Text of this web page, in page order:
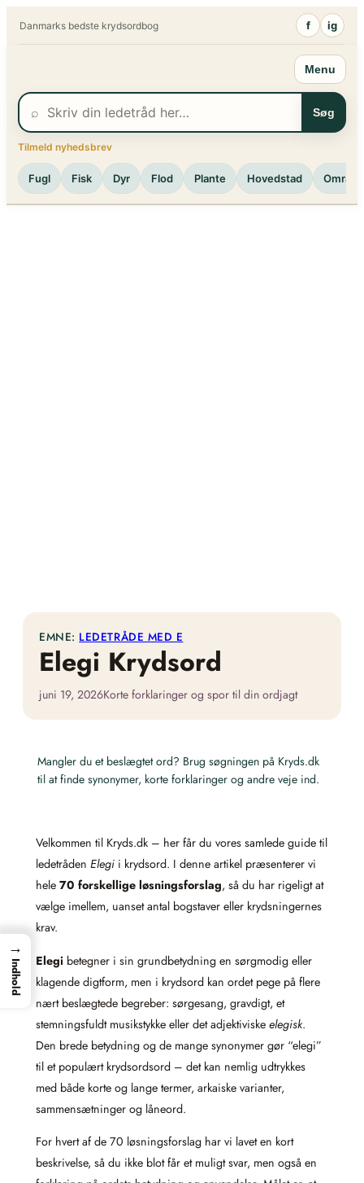
Danmarks bedste krydsordbog f ig
Menu
⌕ Søg
Tilmeld nyhedsbrev
Fugl Fisk Dyr Flod Plante Hovedstad Område
EMNE: LEDETRÅDE MED E
Elegi Krydsord
juni 19, 2026Korte forklaringer og spor til din ordjagt
Mangler du et beslægtet ord? Brug søgningen på Kryds.dk
til at finde synonymer, korte forklaringer og andre veje ind.
Velkommen til Kryds.dk – her får du vores samlede guide til
ledetråden Elegi i krydsord. I denne artikel præsenterer vi
hele 70 forskellige løsningsforslag, så du har rigeligt at
vælge imellem, uanset antal bogstaver eller krydsningernes
krav.
Elegi betegner i sin grundbetydning en sørgmodig eller
klagende digtform, men i krydsord kan ordet pege på flere
nært beslægtede begreber: sørgesang, gravdigt, et
stemningsfuldt musikstykke eller det adjektiviske elegisk.
Den brede betydning og de mange synonymer gør “elegi”
til et populært krydsordsord – det kan nemlig udtrykkes
med både korte og lange termer, arkaiske varianter,
sammensætninger og låneord.
For hvert af de 70 løsningsforslag har vi lavet en kort
beskrivelse, så du ikke blot får et muligt svar, men også en
→
Indhold